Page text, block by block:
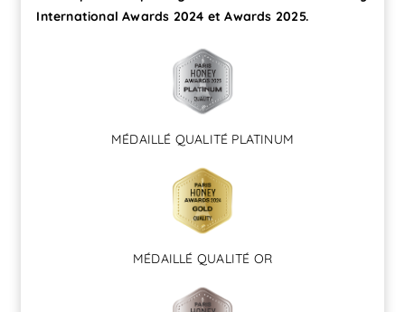
International Awards 2024 et Awards 2025.
MÉDAILLÉ QUALITÉ PLATINUM
MÉDAILLÉ QUALITÉ OR